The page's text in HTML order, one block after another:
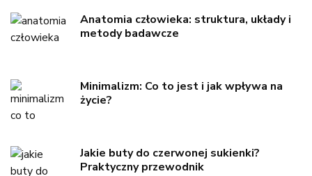
Anatomia człowieka: struktura, układy i
metody badawcze
Minimalizm: Co to jest i jak wpływa na
życie?
Jakie buty do czerwonej sukienki?
Praktyczny przewodnik